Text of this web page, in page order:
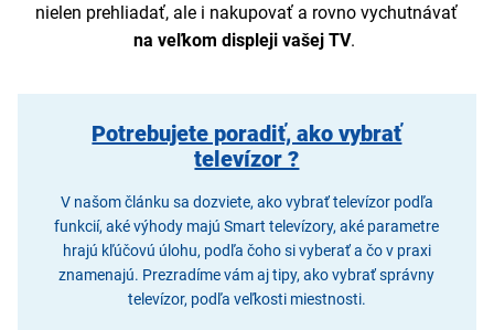
nielen prehliadať, ale i nakupovať a rovno vychutnávať
na veľkom displeji vašej TV.
Potrebujete poradiť, ako vybrať
televízor ?
V našom článku sa dozviete, ako vybrať televízor podľa
funkcií, aké výhody majú Smart televízory, aké parametre
hrajú kľúčovú úlohu, podľa čoho si vyberať a čo v praxi
znamenajú. Prezradíme vám aj tipy, ako vybrať správny
televízor, podľa veľkosti miestnosti.